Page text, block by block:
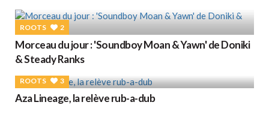
ROOTS 2
Morceau du jour : 'Soundboy Moan & Yawn' de Doniki
& Steady Ranks
ROOTS 3
Aza Lineage, la relève rub-a-dub